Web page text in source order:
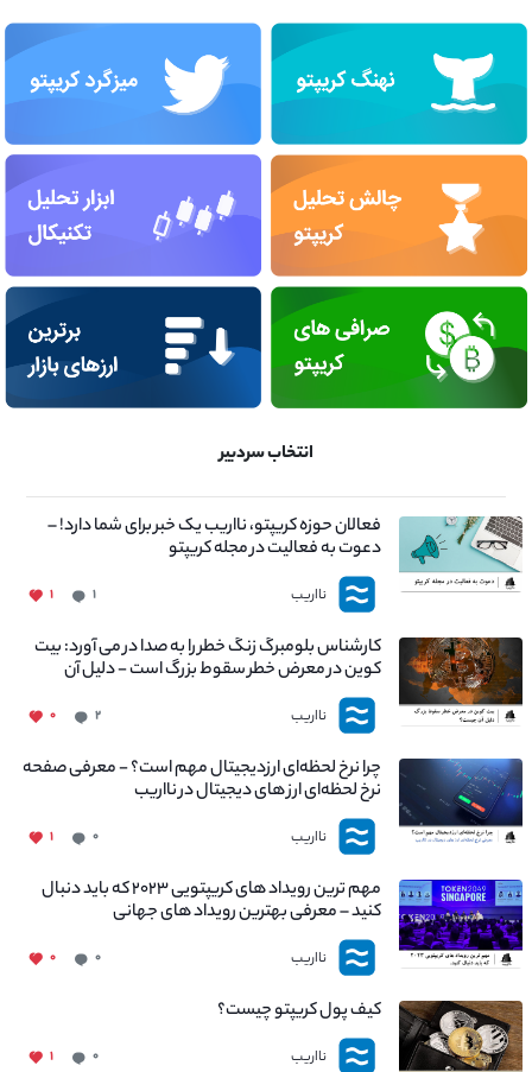
انتخاب سردبیر
فعالان حوزه کریپتو، نااریب یک خبر برای شما دارد! –
دعوت به فعالیت در مجله کریپتو
نااریب ۱ ۱
کارشناس بلومبرگ زنگ خطر را به صدا در می آورد: بیت
کوین در معرض خطر سقوط بزرگ است - دلیل آن
چیست؟
نااریب ۲ ۰
چرا نرخ لحظه‌ای ارزدیجیتال مهم است؟ - معرفی صفحه
نرخ لحظه‌ای ارز های دیجیتال در نااریب
نااریب ۰ ۱
مهم ترین رویداد های کریپتویی ۲۰۲۳ که باید دنبال
کنید – معرفی بهترین رویداد های جهانی
نااریب ۰ ۰
کیف پول کریپتو چیست؟
نااریب ۰ ۱